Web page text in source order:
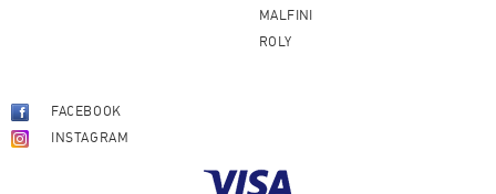
MALFINI
ROLY
FACEBOOK
INSTAGRAM